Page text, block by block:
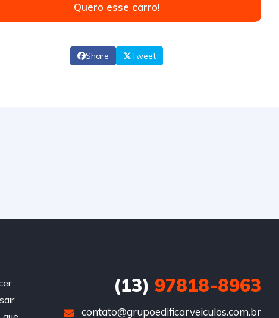
Quero esse carro!
Share Tweet
(13) 97818-8963
contato@grupoedificarveiculos.com.br